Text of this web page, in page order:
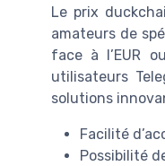
Le prix
amateurs de
face à l’EUR
utilisateurs
solutions
Facilité
Possibilité